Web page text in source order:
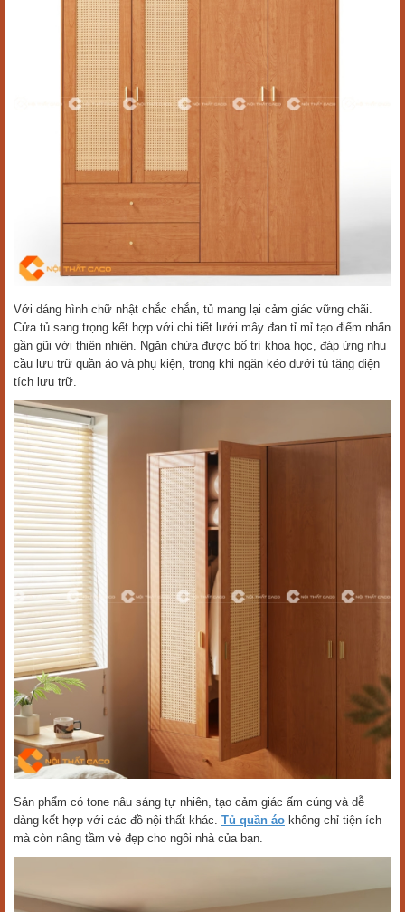
Với dáng hình chữ nhật chắc chắn, tủ mang lại cảm giác vững chãi.
Cửa tủ sang trọng kết hợp với chi tiết lưới mây đan tỉ mỉ tạo điểm nhấn
gần gũi với thiên nhiên. Ngăn chứa được bố trí khoa học, đáp ứng nhu
cầu lưu trữ quần áo và phụ kiện, trong khi ngăn kéo dưới tủ tăng diện
tích lưu trữ.
Sản phẩm có tone nâu sáng tự nhiên, tạo cảm giác ấm cúng và dễ
dàng kết hợp với các đồ nội thất khác. Tủ quần áo không chỉ tiện ích
mà còn nâng tầm vẻ đẹp cho ngôi nhà của bạn.